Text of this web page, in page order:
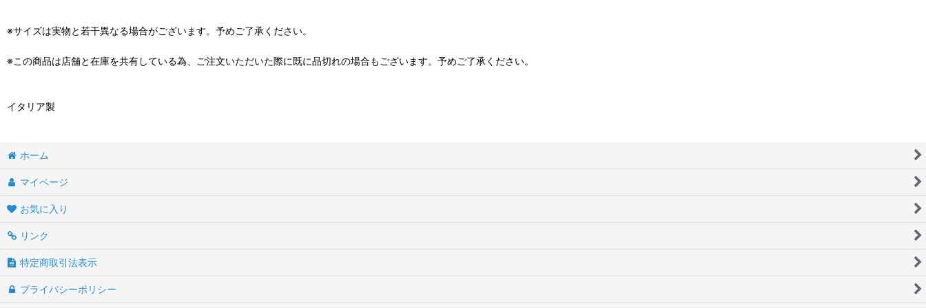
※サイズは実物と若干異なる場合がございます。予めご了承ください。
※この商品は店舗と在庫を共有している為、ご注文いただいた際に既に品切れの場合もございます。予めご了承ください。
イタリア製
ホーム
マイページ
お気に入り
リンク
特定商取引法表示
プライバシーポリシー